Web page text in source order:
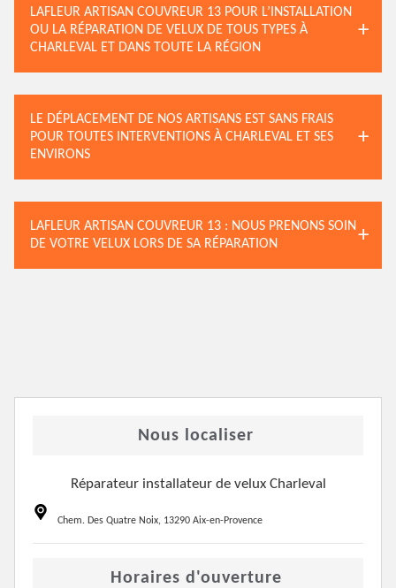
LAFLEUR ARTISAN COUVREUR 13 POUR L’INSTALLATION
OU LA RÉPARATION DE VELUX DE TOUS TYPES À
CHARLEVAL ET DANS TOUTE LA RÉGION
LE DÉPLACEMENT DE NOS ARTISANS EST SANS FRAIS
POUR TOUTES INTERVENTIONS À CHARLEVAL ET SES
ENVIRONS
LAFLEUR ARTISAN COUVREUR 13 : NOUS PRENONS SOIN
DE VOTRE VELUX LORS DE SA RÉPARATION
Nous localiser
Réparateur installateur de velux Charleval
Chem. Des Quatre Noix, 13290 Aix-en-Provence
Horaires d'ouverture